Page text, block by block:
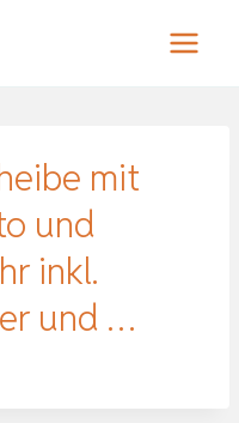
mit
und
inkl.
und …